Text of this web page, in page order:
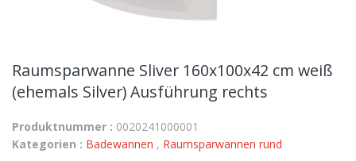
Raumsparwanne Sliver 160x100x42 cm weiß
(ehemals Silver) Ausführung rechts
Produktnummer : 0020241000001
Kategorien : Badewannen , Raumsparwannen rund